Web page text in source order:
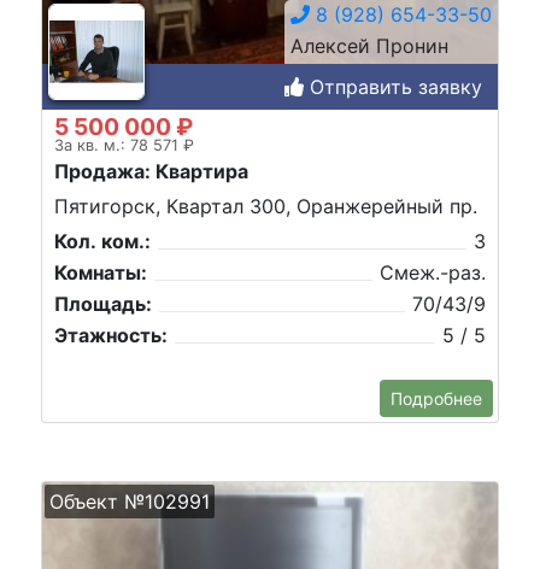
8 (928) 654-33-50
Алексей Пронин
Отправить заявку
5 500 000 ₽
За кв. м.: 78 571 ₽
Продажа: Квартира
Пятигорск, Квартал 300, Оранжерейный пр.
Кол. ком.:
3
Комнаты:
Смеж.-раз.
Площадь:
70/43/9
Этажность:
5 / 5
Подробнее
Объект №102991